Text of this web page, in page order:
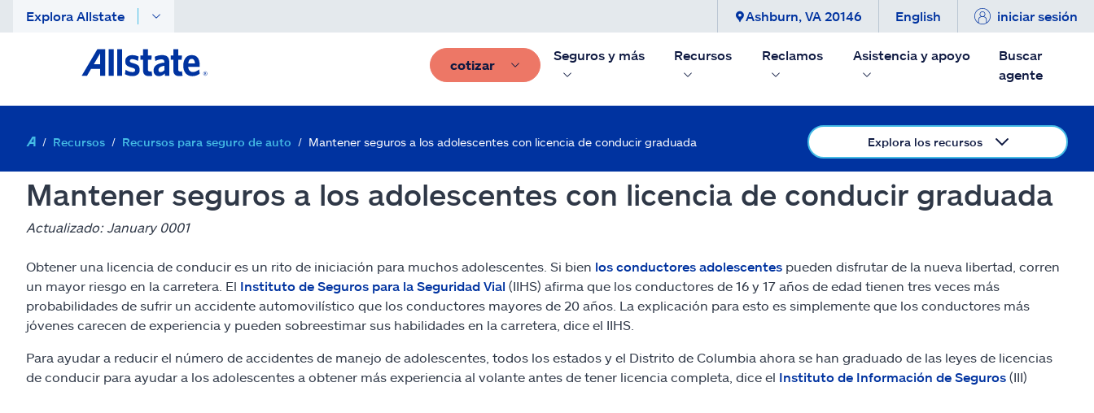
Explora Allstate Ashburn, VA 20146 English iniciar sesión
cotizar
Seguros y más Recursos Reclamos Asistencia y apoyo
Buscar
agente
Recursos Recursos para seguro de auto Mantener seguros a los adolescentes con licencia de conducir graduada Explora los recursos
Mantener seguros a los adolescentes con licencia de conducir graduada
Actualizado: January 0001
Obtener una licencia de conducir es un rito de iniciación para muchos adolescentes. Si bien los conductores adolescentes pueden disfrutar de la nueva libertad, corren
un mayor riesgo en la carretera. El Instituto de Seguros para la Seguridad Vial (IIHS) afirma que los conductores de 16 y 17 años de edad tienen tres veces más
probabilidades de sufrir un accidente automovilístico que los conductores mayores de 20 años. La explicación para esto es simplemente que los conductores más
jóvenes carecen de experiencia y pueden sobreestimar sus habilidades en la carretera, dice el IIHS.
Para ayudar a reducir el número de accidentes de manejo de adolescentes, todos los estados y el Distrito de Columbia ahora se han graduado de las leyes de licencias
de conducir para ayudar a los adolescentes a obtener más experiencia al volante antes de tener licencia completa, dice el Instituto de Información de Seguros (III)